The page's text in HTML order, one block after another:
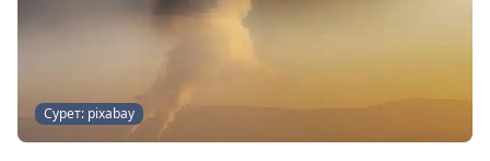
Сурет: pixabay